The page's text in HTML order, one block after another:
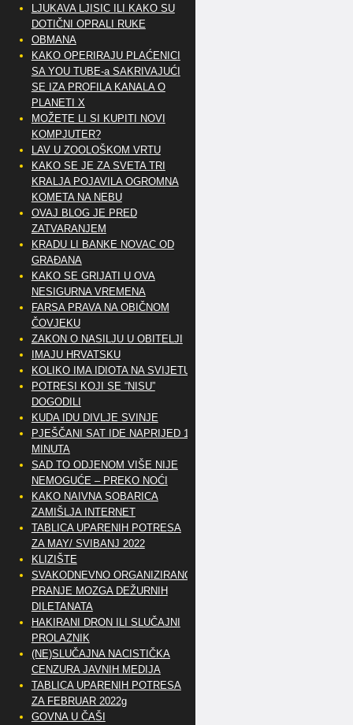
LJUKAVA LJISIC ILI KAKO SU
DOTIČNI OPRALI RUKE
OBMANA
KAKO OPERIRAJU PLAĆENICI
SA YOU TUBE-a SAKRIVAJUĆI
SE IZA PROFILA KANALA O
PLANETI X
MOŽETE LI SI KUPITI NOVI
KOMPJUTER?
LAV U ZOOLOŠKOM VRTU
KAKO SE JE ZA SVETA TRI
KRALJA POJAVILA OGROMNA
KOMETA NA NEBU
OVAJ BLOG JE PRED
ZATVARANJEM
KRADU LI BANKE NOVAC OD
GRAĐANA
KAKO SE GRIJATI U OVA
NESIGURNA VREMENA
FARSA PRAVA NA OBIČNOM
ČOVJEKU
ZAKON O NASILJU U OBITELJI
IMAJU HRVATSKU
KOLIKO IMA IDIOTA NA SVIJETU?
POTRESI KOJI SE “NISU”
DOGODILI
KUDA IDU DIVLJE SVINJE
PJEŠČANI SAT IDE NAPRIJED 10
MINUTA
SAD TO ODJENOM VIŠE NIJE
NEMOGUĆE – PREKO NOĆI
KAKO NAIVNA SOBARICA
ZAMIŠLJA INTERNET
TABLICA UPARENIH POTRESA
ZA MAY/ SVIBANJ 2022
KLIZIŠTE
SVAKODNEVNO ORGANIZIRANO
PRANJE MOZGA DEŽURNIH
DILETANATA
HAKIRANI DRON ILI SLUČAJNI
PROLAZNIK
(NE)SLUČAJNA NACISTIČKA
CENZURA JAVNIH MEDIJA
TABLICA UPARENIH POTRESA
ZA FEBRUAR 2022g
GOVNA U ČAŠI